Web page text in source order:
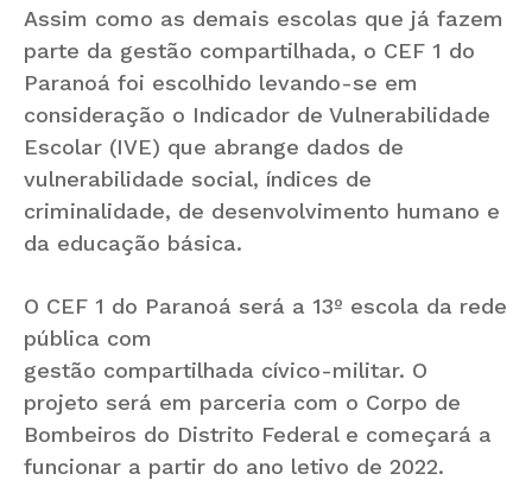
Assim como as demais escolas que já fazem
parte da gestão compartilhada, o CEF 1 do
Paranoá foi escolhido levando-se em
consideração o Indicador de Vulnerabilidade
Escolar (IVE) que abrange dados de
vulnerabilidade social, índices de
criminalidade, de desenvolvimento humano e
da educação básica.
O CEF 1 do Paranoá será a 13º escola da rede
pública com
gestão compartilhada cívico-militar. O
projeto será em parceria com o Corpo de
Bombeiros do Distrito Federal e começará a
funcionar a partir do ano letivo de 2022.